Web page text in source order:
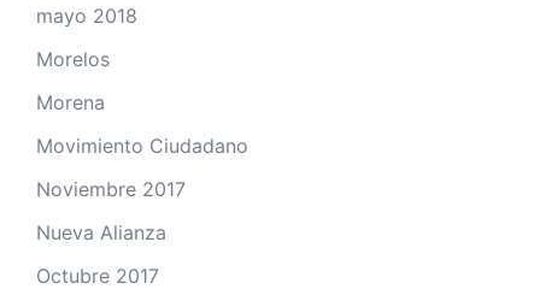
mayo 2018
Morelos
Morena
Movimiento Ciudadano
Noviembre 2017
Nueva Alianza
Octubre 2017